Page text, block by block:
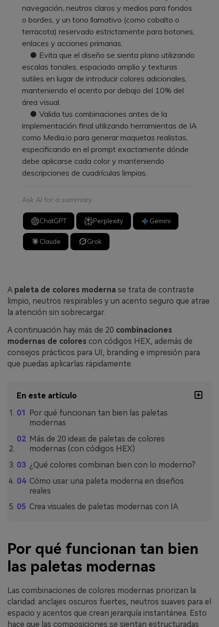
navegación, neutros claros y medios para fondos
o bordes, y un tono llamativo (como cobalto o
terracota) reservado estrictamente para botones,
enlaces y acciones primarias.
● Evita que el diseño se sienta plano utilizando
escalas tonales, espaciado amplio y texturas
sutiles en lugar de introducir colores adicionales,
manteniendo el acento por debajo del 10% del
área visual.
● Valida tus combinaciones antes de la
implementación final utilizando herramientas de IA
como Media.io para generar maquetas realistas,
especificando en el prompt exactamente dónde
debe aplicarse cada color y manteniendo
descripciones de cuadrículas limpias.
Ask AI for a summary
ChatGPT Perplexity Gemini
Claude Grok
A paleta de colores moderna se trata de contraste
limpio, neutros respirables y un acento seguro que atrae
la atención sin sobrecargar.
A continuación hay más de 20 combinaciones
modernas de colores con códigos HEX, además de
consejos prácticos para UI, branding e impresión para
que puedas aplicarlas rápidamente.
En este artículo
Por qué funcionan tan bien las paletas
modernas
Más de 20 ideas de paletas de colores
modernas (con códigos HEX)
¿Qué colores combinan bien con lo moderno?
Cómo usar una paleta moderna en diseños
reales
Crea visuales de paletas modernas con IA
Por qué funcionan tan bien
las paletas modernas
Las combinaciones de colores modernas priorizan la
claridad: anclajes oscuros fuertes, neutros suaves para el
espacio y acentos que crean jerarquía instantánea. Esto
hace que las composiciones se sientan estructuradas